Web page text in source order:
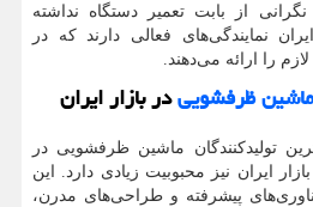
از بابت تعمیر دستگاه نداشته
نمایندگی‌های فعالی دارند که در
را ارائه می‌دهند.
ظرفشوییدر بازار ایران
تولیدکنندگان ماشین ظرفشویی در
ایران نیز محبوبیت زیادی دارد. این
فناوری‌های پیشرفته و طراحی‌های مدرن،